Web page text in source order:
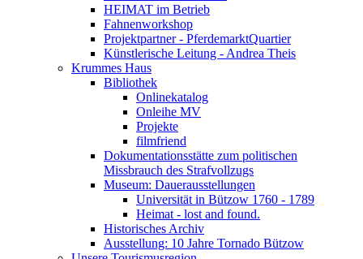
HEIMAT im Betrieb
Fahnenworkshop
Projektpartner - PferdemarktQuartier
Künstlerische Leitung - Andrea Theis
Krummes Haus
Bibliothek
Onlinekatalog
Onleihe MV
Projekte
filmfriend
Dokumentationsstätte zum politischen
Missbrauch des Strafvollzugs
Museum: Dauerausstellungen
Universität in Bützow 1760 - 1789
Heimat - lost and found.
Historisches Archiv
Ausstellung: 10 Jahre Tornado Bützow